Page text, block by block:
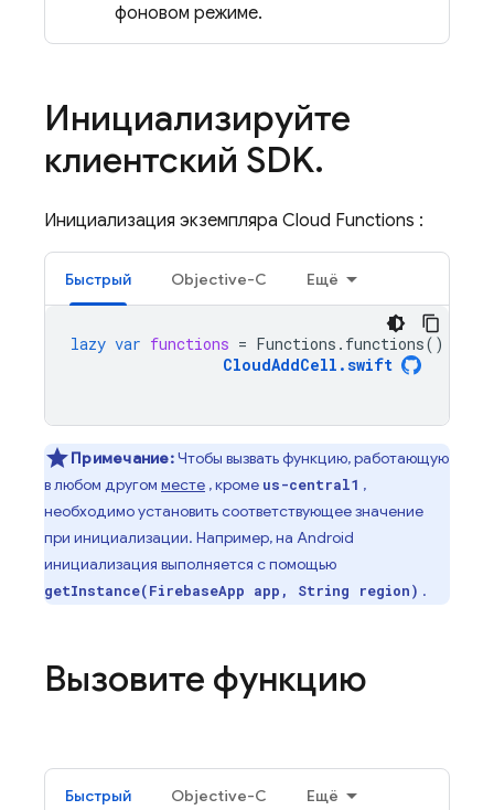
фоновом режиме.
Инициализируйте
клиентский SDK.
Инициализация экземпляра Cloud Functions :
Быстрый Objective-C Ещё
lazy var functions = Functions . functions()
CloudAddCell .swift
Примечание:Чтобы вызвать функцию, работающую
в любом другом месте , кроме us-central1 ,
необходимо установить соответствующее значение
при инициализации. Например, на Android
инициализация выполняется с помощью
getInstance(FirebaseApp app, String region) .
Вызовите функцию
Быстрый Objective-C Ещё